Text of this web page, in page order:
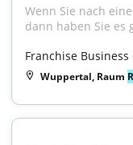
Wenn Sie nach
dann haben Sie es
Franchise Business
Wuppertal, Raum